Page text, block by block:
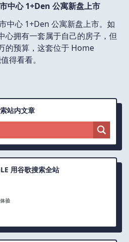
中心 1+Den 公寓新盘上市
中心 1+Den 公寓新盘上市。如
心拥有一套属于自己的房子，但
的预算，这套位于 Home
得看看。
站内文章
用谷歌搜索全站